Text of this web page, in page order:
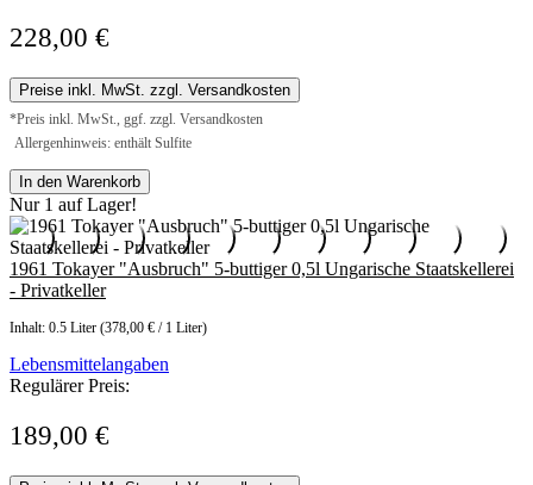
228,00 €
Preise inkl. MwSt. zzgl. Versandkosten
*Preis inkl. MwSt., ggf. zzgl. Versandkosten
Allergenhinweis: enthält Sulfite
In den Warenkorb
Nur 1 auf Lager!
1961 Tokayer "Ausbruch" 5-buttiger 0,5l Ungarische Staatskellerei
- Privatkeller
Inhalt: 0.5 Liter (378,00 € / 1 Liter)
Lebensmittelangaben
Regulärer Preis:
189,00 €